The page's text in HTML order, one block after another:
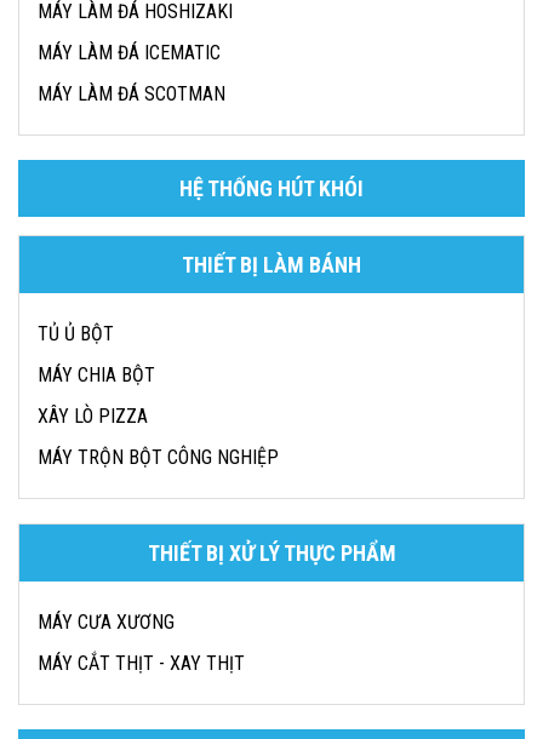
MÁY LÀM ĐÁ HOSHIZAKI
MÁY LÀM ĐÁ ICEMATIC
MÁY LÀM ĐÁ SCOTMAN
HỆ THỐNG HÚT KHÓI
THIẾT BỊ LÀM BÁNH
TỦ Ủ BỘT
MÁY CHIA BỘT
XÂY LÒ PIZZA
MÁY TRỘN BỘT CÔNG NGHIỆP
THIẾT BỊ XỬ LÝ THỰC PHẨM
MÁY CƯA XƯƠNG
MÁY CẮT THỊT - XAY THỊT